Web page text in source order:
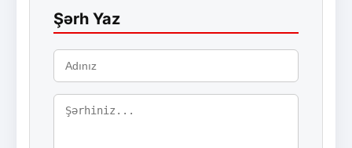
Şərh Yaz